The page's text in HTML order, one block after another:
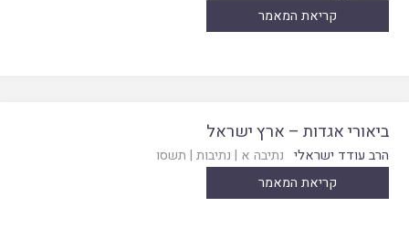
קריאת המאמר
ביאורי אגדות – ארץ ישראל
הרב עודד ישראלי נתיבה א | נתיבות | תשסו
קריאת המאמר